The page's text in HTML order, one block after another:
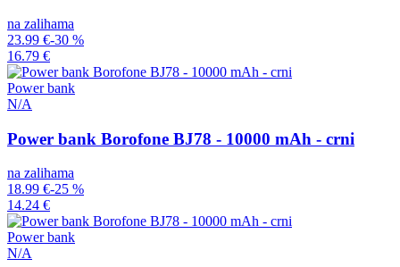
na zalihama
23.99 €-30 %
16.79 €
Power bank
N/A
Power bank Borofone BJ78 - 10000 mAh - crni
na zalihama
18.99 €-25 %
14.24 €
Power bank
N/A